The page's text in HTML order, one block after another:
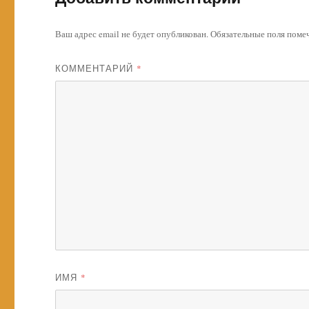
Ваш адрес email не будет опубликован.Обязательные поля
КОММЕНТАРИЙ *
ИМЯ *